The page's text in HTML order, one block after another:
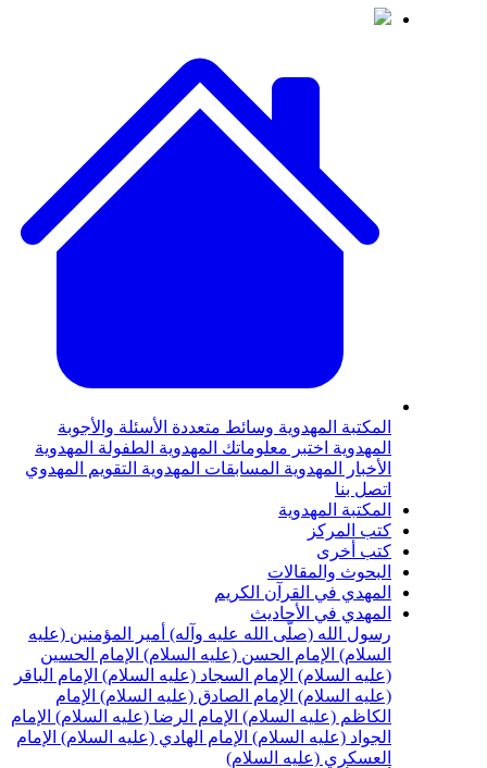
المهدويةوسائط متعددةالأسئلة والأجوبة
اختبر معلوماتك المهدويةالطفولة المهدوية
المهدويةالمسابقات المهدويةالتقويم المهدوي
المهدوية
والمقالات
في القرآن الكريم
في الأحاديث
الله (صلّى الله عليه وآله) أمير المؤمنين (عليه
الإمام الحسن (عليه السلام) الإمام الحسين
الإمام السجاد (عليه السلام) الإمام الباقر
الإمام الصادق (عليه السلام) الإمام
(عليه السلام) الإمام الرضا (عليه السلام) الإمام
(عليه السلام) الإمام الهادي (عليه السلام) الإمام
(عليه السلام)